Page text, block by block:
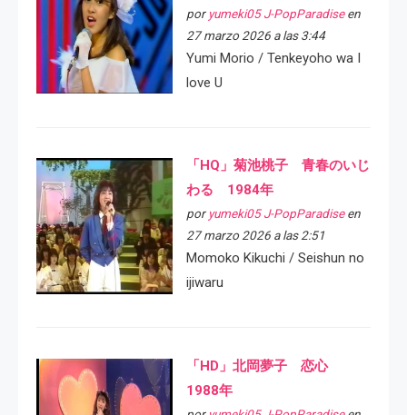
por yumeki05 J-PopParadiseen
27 marzo 2026 a las 3:44
Yumi Morio / Tenkeyoho wa I
love U
「HQ」菊池桃子 青春のいじ
わる 1984年
por yumeki05 J-PopParadiseen
27 marzo 2026 a las 2:51
Momoko Kikuchi / Seishun no
ijiwaru
「HD」北岡夢子 恋心
1988年